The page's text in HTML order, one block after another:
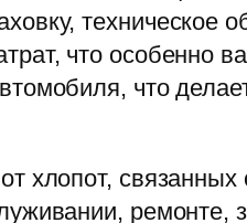
техническое
что особенно
что
хлопот,